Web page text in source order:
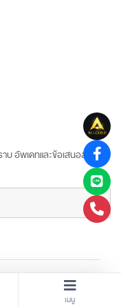
บ อัพเดทและข้อเสนอล่าสุด
ARR Gold Trading
เมนู